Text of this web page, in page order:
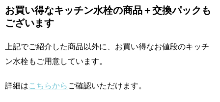
お買い得なキッチン水栓の商品＋交換パックも
ございます
上記でご紹介した商品以外に、お買い得なお値段のキッチ
ン水栓もご用意しています。
詳細はこちらから ご確認いただけます。